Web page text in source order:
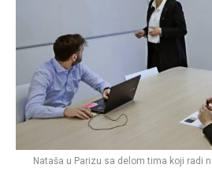
Nataša u Parizu sa delom tima koji radi